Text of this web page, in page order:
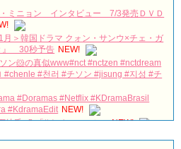
・ミニョン インタビュー 7/3発売ＤＶＤ
月＞韓国ドラマ クォン・サンウ×チェ・ガ
』 30秒予告 NEW!
ン🐹の真似www#nct #nctzen #nctdream
#chenle #천러 #チソン #jisung #지성 #チ
#Doramas #Netflix #KDramaBrasil
#KdramaEdit NEW!
彼氏 💕 「#ナインルーム」 NEW!